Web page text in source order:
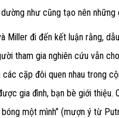
như cũng tạo nên
Miller đi đến kết luận rằng,
tham gia nghiên cứu vẫn
cặp đôi quen nhau trong
gia đình, bạn bè giới thiệu.
một mình” (mượn ý từ